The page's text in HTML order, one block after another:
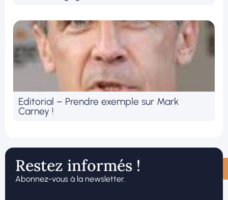
Editorial – Prendre exemple sur Mark
Carney !
Restez informés !
Abonnez-vous à la newsletter.